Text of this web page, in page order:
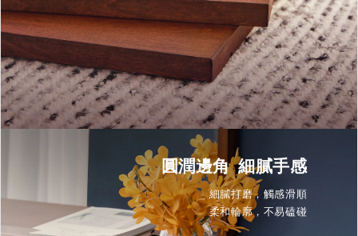
圓潤邊角 細膩手感
細膩打磨，觸感滑順
柔和輪廓，不易磕碰